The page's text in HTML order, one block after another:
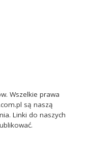
Wszelkie prawa
są naszą
Linki do naszych